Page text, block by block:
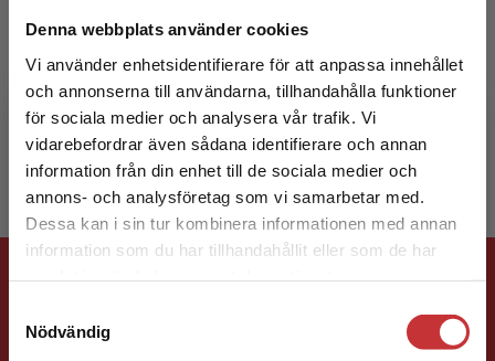
Denna webbplats använder cookies
Vi använder enhetsidentifierare för att anpassa innehållet
och annonserna till användarna, tillhandahålla funktioner
för sociala medier och analysera vår trafik. Vi
vidarebefordrar även sådana identifierare och annan
information från din enhet till de sociala medier och
annons- och analysföretag som vi samarbetar med.
Dessa kan i sin tur kombinera informationen med annan
information som du har tillhandahållit eller som de har
Nödvändig
Begränsad fraktregion
Det verkar som att du besöker
studentlitteratur.se via en enhet utanför Sverige.
Vi erbjuder inte leveranser utanför Sverige. För
att kunna slutföra ett köp måste
Horst Sturmhoefel är lärare i tyska och välkänd
författare till ett antal mycket spridda
läromedel som Eine Brücke, Meine Welt neu
och Unsere Welt ...
Förlagskontakt